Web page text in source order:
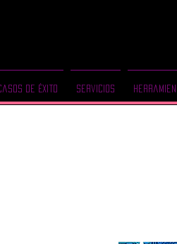
Casos de Éxito Servicios